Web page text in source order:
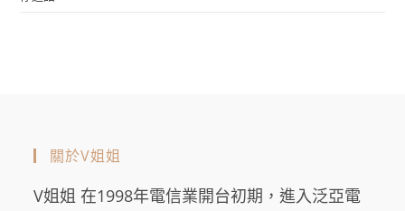
關於V姐姐
V姐姐 在1998年電信業開台初期，進入泛亞電